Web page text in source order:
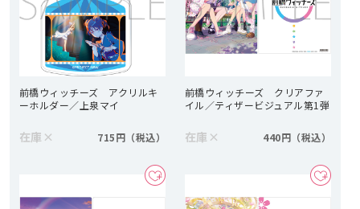
前橋ウィッチーズ アクリルキ
ーホルダー／上泉マイ
在庫 × 715円
前橋ウィッチーズ クリアファ
イル／ティザービジュアル第1弾
在庫 × 440円